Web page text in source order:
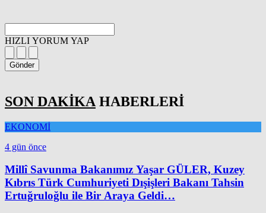
HIZLI YORUM YAP
Gönder
SON DAKİKA HABERLERİ
EKONOMİ
4 gün önce
Millî Savunma Bakanımız Yaşar GÜLER, Kuzey
Kıbrıs Türk Cumhuriyeti Dışişleri Bakanı Tahsin
Ertuğruloğlu ile Bir Araya Geldi…